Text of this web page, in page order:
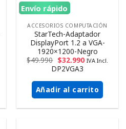
Envío rápido
ACCESORIOS COMPUTACIÓN
StarTech-Adaptador
DisplayPort 1.2 a VGA-
1920×1200-Negro
$49.990 $32.990 IVA Incl.
DP2VGA3
Añadir al carrito